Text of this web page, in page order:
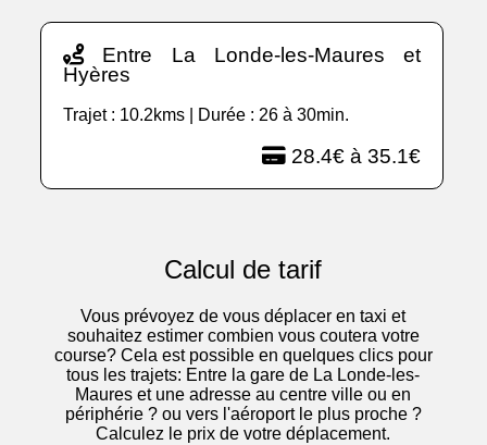
Entre La Londe-les-Maures et
Hyères
Trajet : 10.2kms | Durée : 26 à 30min.
28.4€ à 35.1€
Calcul de tarif
Vous prévoyez de vous déplacer en taxi et
souhaitez estimer combien vous coutera votre
course? Cela est possible en quelques clics pour
tous les trajets: Entre la gare de La Londe-les-
Maures et une adresse au centre ville ou en
périphérie ? ou vers l'aéroport le plus proche ?
Calculez le prix de votre déplacement.